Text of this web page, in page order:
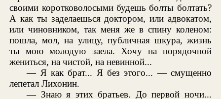
своими коротковолосыми будешь болты болтать?
А как ты заделаешься доктором, или адвокатом,
или чиновником, так меня же в спину коленом:
пошла, мол, на улицу, публичная шкура, жизнь
ты мою молодую заела. Хочу на порядочной
жениться, на чистой, на невинной...
— Я как брат... Я без этого... — смущенно
лепетал Лихонин.
— Знаю я этих братьев. До первой ночи...